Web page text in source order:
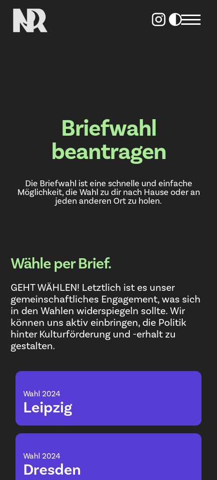
Briefwahl
beantragen
Die Briefwahl ist eine schnelle und einfache
Möglichkeit, die Wahl zu dir nach Hause oder an
jeden anderen Ort zu holen.
Wähle per Brief.
GEHT WÄHLEN! Letztlich ist es unser
gemeinschaftliches Engagement, was sich
in den Wahlen widerspiegeln sollte. Wir
können uns aktiv einbringen, die Politik
hinter Kulturförderung und -erhalt zu
gestalten.
Wahl 2024
Leipzig
Wahl 2024
Dresden